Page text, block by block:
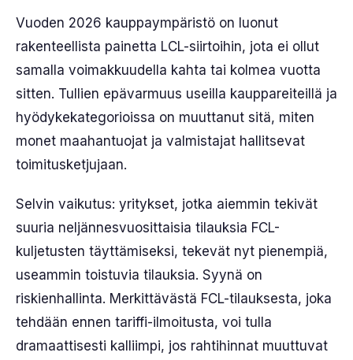
Vuoden 2026 kauppaympäristö on luonut
rakenteellista painetta LCL-siirtoihin, jota ei ollut
samalla voimakkuudella kahta tai kolmea vuotta
sitten. Tullien epävarmuus useilla kauppareiteillä ja
hyödykekategorioissa on muuttanut sitä, miten
monet maahantuojat ja valmistajat hallitsevat
toimitusketjujaan.
Selvin vaikutus: yritykset, jotka aiemmin tekivät
suuria neljännesvuosittaisia tilauksia FCL-
kuljetusten täyttämiseksi, tekevät nyt pienempiä,
useammin toistuvia tilauksia. Syynä on
riskienhallinta. Merkittävästä FCL-tilauksesta, joka
tehdään ennen tariffi-ilmoitusta, voi tulla
dramaattisesti kalliimpi, jos rahtihinnat muuttuvat